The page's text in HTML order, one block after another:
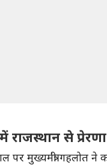
राजस्थान से
पर मुख्यमंत्री गहलोत ने